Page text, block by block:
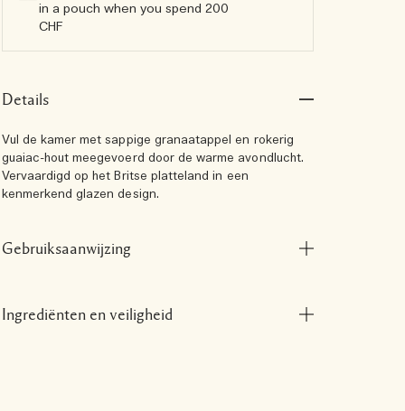
in a pouch when you spend 200
CHF
Details
Vul de kamer met sappige granaatappel en rokerig
guaiac-hout meegevoerd door de warme avondlucht.
Vervaardigd op het Britse platteland in een
kenmerkend glazen design.
Gebruiksaanwijzing
Ingrediënten en veiligheid